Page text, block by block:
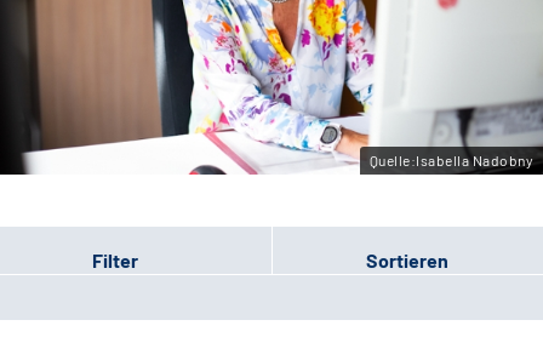
Gebärdensprache
Leichte Sprache
Quelle:Isabella Nadobny
Filter Sortieren